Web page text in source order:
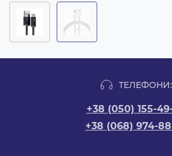
ТЕЛЕФОНИ:
+38 (050) 155-
+38 (068) 974-